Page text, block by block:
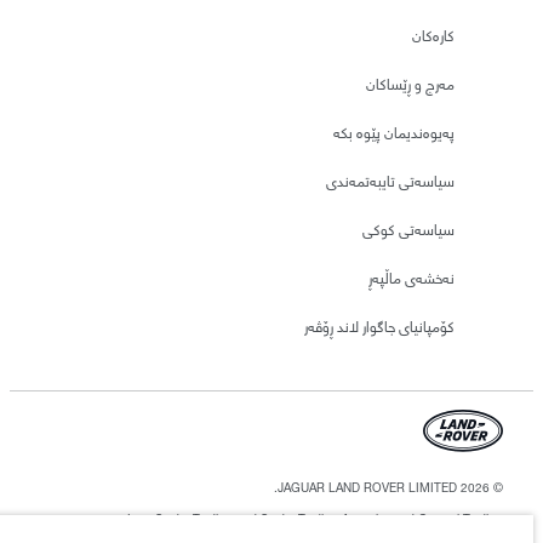
کارەکان
مەرج و ڕێساکان
پەیوەندیمان پێوە بکە
سیاسەتی تایبەتمەندی
سیاسەتی کوکی
نەخشەی ماڵپەڕ
کۆمپانیای جاگوار لاند ڕۆڤەر
© JAGUAR LAND ROVER LIMITED 2026.
Iraq, Sardar Trading and Sardar Trading Agencies and General Trading